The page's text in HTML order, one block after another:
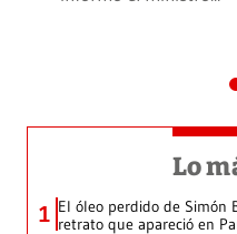
Lo
1 El óleo perdido de Simón
retrato que apareció en